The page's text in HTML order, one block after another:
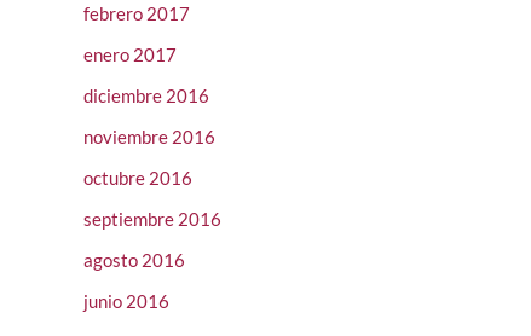
febrero 2017
enero 2017
diciembre 2016
noviembre 2016
octubre 2016
septiembre 2016
agosto 2016
junio 2016